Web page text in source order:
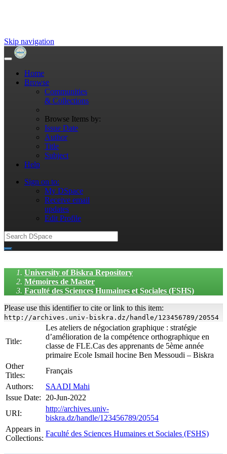
Skip navigation
Home
Browse
Communities
& Collections
Browse Items by:
Issue Date
Author
Title
Subject
Help
Sign on to:
My DSpace
Receive email
updates
Edit Profile
University of Biskra Repository
Mémoires de Master
Faculté des Sciences Humaines et Sociales (FSHS)
Please use this identifier to cite or link to this item:
http://archives.univ-biskra.dz/handle/123456789/20554
Title:
Les ateliers de négociation graphique : stratégie
d’amélioration de la compétence orthographique en
classe de FLE.Cas des apprenants de 5ème année
primaire Ecole Ismail hocine Ben Messoudi – Biskra
Other
Titles:
Français
Authors:
SAADI Mahi
Issue Date:
20-Jun-2022
URI:
http://archives.univ-
biskra.dz/handle/123456789/20554
Appears in
Collections:
Faculté des Sciences Humaines et Sociales (FSHS)